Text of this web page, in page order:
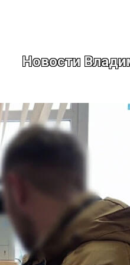
Новости